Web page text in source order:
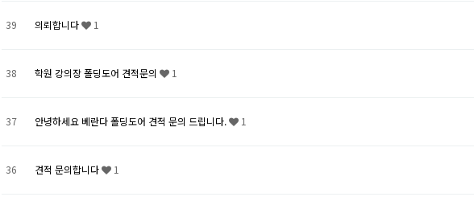
39 의뢰합니다 1
38 학원 강의장 폴딩도어 견적문의 1
37 안녕하세요 베란다 폴딩도어 견적 문의 드립니다. 1
36 견적 문의합니다 1